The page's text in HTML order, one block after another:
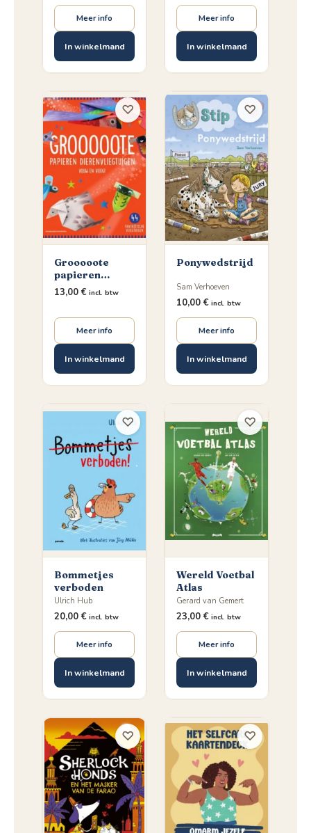
Meer info
In winkelmand
Meer info
In winkelmand
Grooooote
papieren
dierenvliegtuigen
13,00 € incl. btw
Meer info
In winkelmand
♡
Ponywedstrijd
Sam Verhoeven
10,00 € incl. btw
Meer info
In winkelmand
♡
Bommetjes
verboden
Ulrich Hub
20,00 € incl. btw
Meer info
In winkelmand
♡
Wereld Voetbal
Atlas
Gerard van Gemert
23,00 € incl. btw
Meer info
In winkelmand
♡
♡ ♡